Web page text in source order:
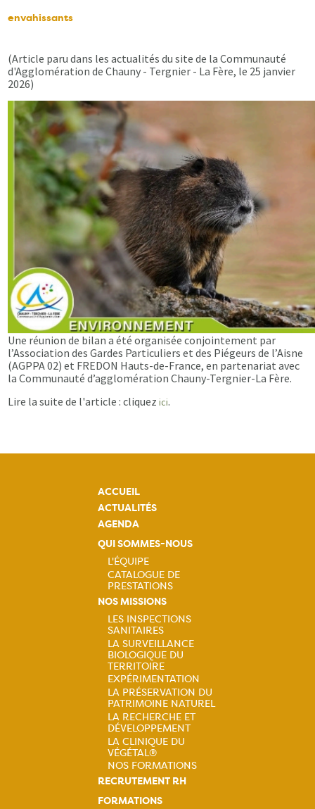
envahissants
(Article paru dans les actualités du site de la Communauté
d'Agglomération de Chauny - Tergnier - La Fère, le 25 janvier
2026)
Une réunion de bilan a été organisée conjointement par
l’Association des Gardes Particuliers et des Piégeurs de l’Aisne
(AGPPA 02) et FREDON Hauts-de-France, en partenariat avec
la Communauté d’agglomération Chauny-Tergnier-La Fère.
Lire la suite de l'article : cliquezici.
ACCUEIL
ACTUALITÉS
AGENDA
QUI SOMMES-NOUS
Navigation
principale
L'ÉQUIPE
CATALOGUE DE
PRESTATIONS
NOS MISSIONS
Navigation
principale
LES INSPECTIONS
SANITAIRES
LA SURVEILLANCE
BIOLOGIQUE DU
TERRITOIRE
EXPÉRIMENTATION
LA PRÉSERVATION DU
PATRIMOINE NATUREL
LA RECHERCHE ET
DÉVELOPPEMENT
LA CLINIQUE DU
VÉGÉTAL®
NOS FORMATIONS
RECRUTEMENT RH
FORMATIONS